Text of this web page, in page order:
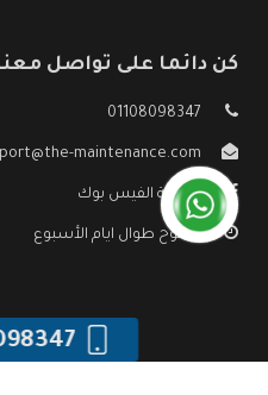
كن دائما على تواصل
01108098347
maintenance.com
صفحة الفيس بوك
مفتوح طوال ايام الأسبوع